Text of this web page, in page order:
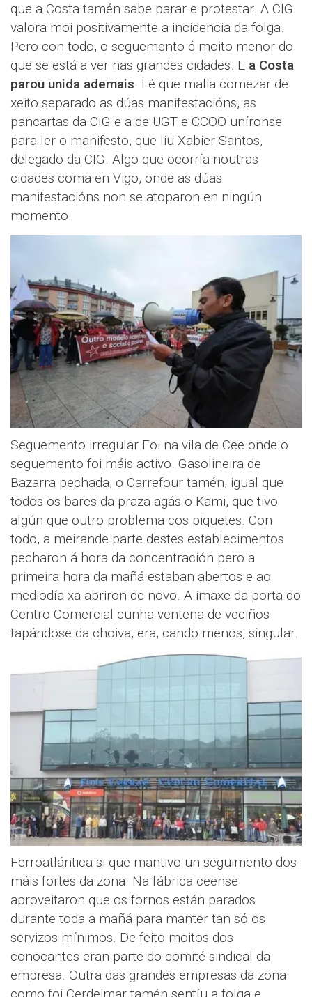
que a Costa tamén sabe parar e protestar. A CIG
valora moi positivamente a incidencia da folga.
Pero con todo, o seguemento é moito menor do
que se está a ver nas grandes cidades. E a Costa
parou unida ademais. I é que malia comezar de
xeito separado as dúas manifestacións, as
pancartas da CIG e a de UGT e CCOO uníronse
para ler o manifesto, que liu Xabier Santos,
delegado da CIG. Algo que ocorría noutras
cidades coma en Vigo, onde as dúas
manifestacións non se atoparon en ningún
momento.
Seguemento irregular Foi na vila de Cee onde o
seguemento foi máis activo. Gasolineira de
Bazarra pechada, o Carrefour tamén, igual que
todos os bares da praza agás o Kami, que tivo
algún que outro problema cos piquetes. Con
todo, a meirande parte destes establecimentos
pecharon á hora da concentración pero a
primeira hora da mañá estaban abertos e ao
mediodía xa abriron de novo. A imaxe da porta do
Centro Comercial cunha ventena de veciños
tapándose da choiva, era, cando menos, singular.
Ferroatlántica si que mantivo un seguimento dos
máis fortes da zona. Na fábrica ceense
aproveitaron que os fornos están parados
durante toda a mañá para manter tan só os
servizos mínimos. De feito moitos dos
conocantes eran parte do comité sindical da
empresa. Outra das grandes empresas da zona